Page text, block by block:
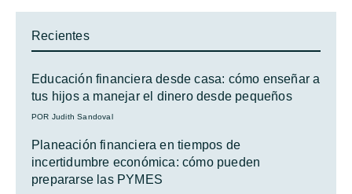
Recientes
Educación financiera desde casa: cómo enseñar a
tus hijos a manejar el dinero desde pequeños
POR Judith Sandoval
Planeación financiera en tiempos de
incertidumbre económica: cómo pueden
prepararse las PYMES